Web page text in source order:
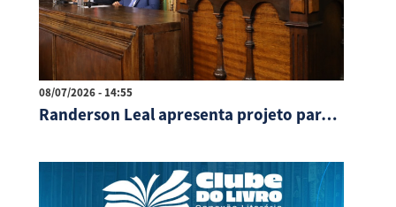
08/07/2026 - 14:55
Randerson Leal apresenta projeto para combater ligações abusivas de telemarketing